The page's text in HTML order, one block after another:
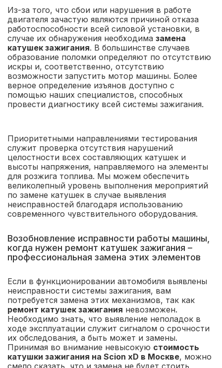
Из-за того, что сбои или нарушения в работе
двигателя зачастую являются причиной отказа
работоспособности всей силовой установки, в
случае их обнаружения необходима замена
катушек зажигания. В большинстве случаев
образование поломки определяют по отсутствию
искры и, соответственно, отсутствию
возможности запустить мотор машины. Более
верное определение изъянов доступно с
помощью наших специалистов, способных
провести диагностику всей системы зажигания.
Приоритетными направлениями тестирования
служит проверка отсутствия нарушений
целостности всех составляющих катушек и
высоты напряжения, направляемого на элементы
для розжига топлива. Мы можем обеспечить
великолепный уровень выполнения мероприятий
по замене катушек в случае выявления
неисправностей благодаря использованию
современного чувствительного оборудования.
Возобновление исправности работы машины,
когда нужен ремонт катушек зажигания –
профессиональная замена этих элементов
Если в функционировании автомобиля выявлены
неисправности системы зажигания, вам
потребуется замена этих механизмов, так как
ремонт катушек зажигания невозможен.
Необходимо знать, что выявление неполадок в
ходе эксплуатации служит сигналом о срочности
их обследования, а быть может и замены.
Принимая во внимание невысокую стоимость
катушки зажигания на Scion xD в Москве, можно
смело сказать, что и замена не будет стоить